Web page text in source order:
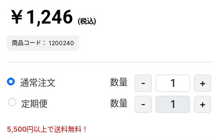
￥1,246 (税込)
商品コード： 1200240
通常注文 数量 - +
定期便 数量 - +
5,500円以上で送料無料！